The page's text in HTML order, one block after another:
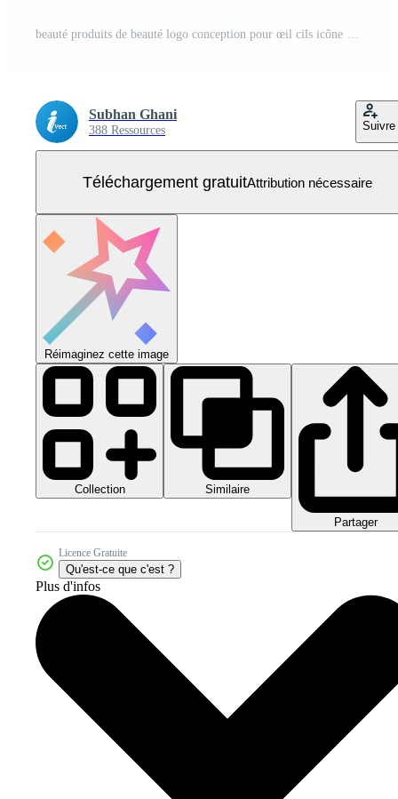
beauté produits de beauté logo conception pour œil cils icône Vecteur Gratuit
Subhan Ghani
388 Ressources Suivre
Téléchargement gratuitAttribution nécessaire
Réimaginez cette image
Collection Similaire
Partager
Licence Gratuite
Qu'est-ce que c'est ?
Plus d'infos